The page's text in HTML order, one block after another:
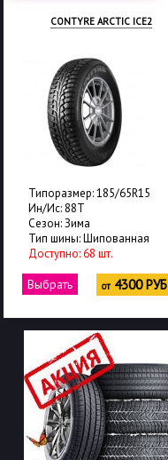
CONTYRE ARCTIC ICE2
Типоразмер: 185/65R15
Ин/Ис: 88T
Сезон: Зима
Тип шины: Шипованная
Доступно: 68 шт.
Выбрать от4300 РУБ